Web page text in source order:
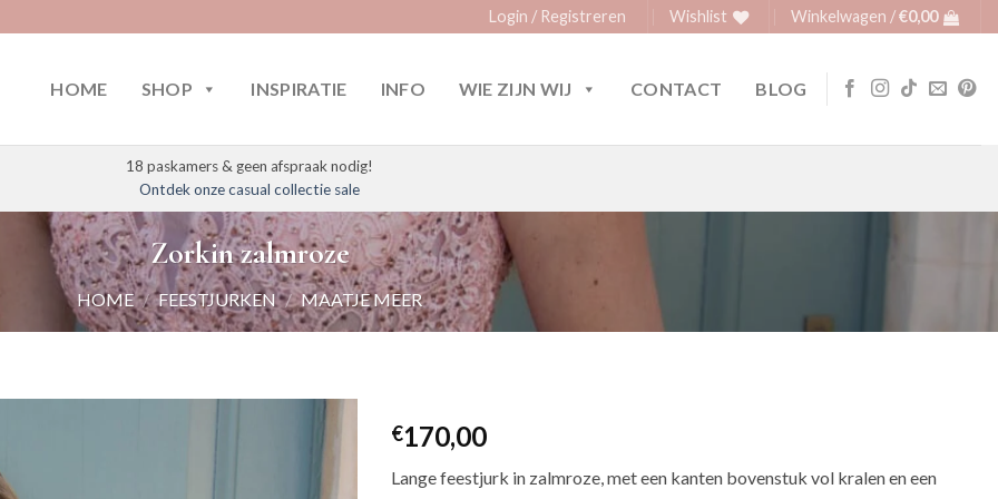
Login / Registreren Wishlist Winkelwagen /€0,00
HOME SHOP INSPIRATIE INFO WIE ZIJN WIJ CONTACT BLOG
18 paskamers & geen afspraak nodig!
Ontdek onze casual collectie sale
Zorkin zalmroze
HOME / FEESTJURKEN / MAATJE MEER
€170,00
Lange feestjurk in zalmroze, met een kanten bovenstuk vol kralen en een